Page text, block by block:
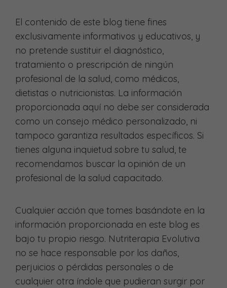
El contenido de este blog tiene fines
exclusivamente informativos y educativos, y
no pretende sustituir el diagnóstico,
tratamiento o prescripción de ningún
profesional de la salud, como médicos,
dietistas o nutricionistas. La información
proporcionada aquí no debe ser considerada
como un consejo médico personalizado, ni
tampoco garantiza resultados específicos. Si
tienes alguna inquietud sobre tu salud, te
recomendamos buscar la opinión de un
profesional de la salud capacitado.
Cualquier acción que tomes basándote en la
información proporcionada en este blog es
bajo tu propio riesgo. Nutriterapia Evolutiva
no se hace responsable por los daños,
perjuicios o pérdidas personales o de
cualquier otra índole que pudieran surgir por